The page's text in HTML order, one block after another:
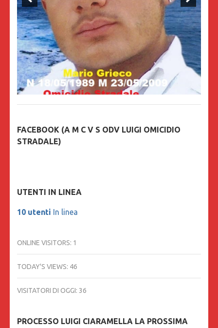
FACEBOOK (A M C V S ODV LUIGI OMICIDIO
STRADALE)
UTENTI IN LINEA
10 utenti In linea
ONLINE VISITORS: 1
TODAY'S VIEWS: 46
VISITATORI DI OGGI: 36
PROCESSO LUIGI CIARAMELLA LA PROSSIMA